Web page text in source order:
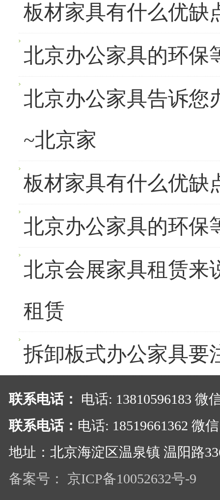
板材家具有什么优缺
北京办公家具的环保
北京办公家具告诉您
~北京家
板材家具有什么优缺
北京办公家具的环保
北京会展家具租赁来
租赁
拆卸板式办公家具要
联系电话：
电话: 13810596183 微
联系电话： 电话: 18519661362 微
地址：北京海淀区温泉镇 温阳路
备案号： 京ICP备10052632号-9